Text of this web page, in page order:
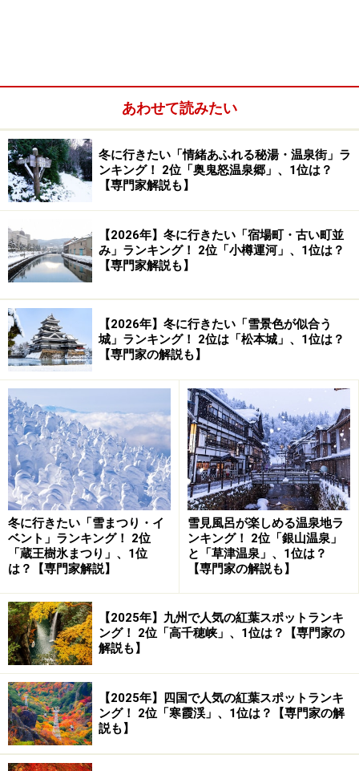
1ページ…… 芸予諸島最大の島、世界一の斜長橋と大
山祇神社のある大三島
2ページ
…… しまなみ海道の橋を美しく眺められるビ
ュースポットが揃う大島
3ページ…… しまなみ海道のクライマックス、来島海
峡大橋と今治へ
4ページ…… 瀬戸内しまなみ海道（愛媛県側）へのア
プローチ、関連サイトの情報
【広島編】もあわせてご覧下さい。
広島と愛媛をつなぐ多々羅大橋
あわせて読みたい
冬に行きたい「情緒あふれる秘湯・温泉街」ラ
ンキング！ 2位「奥鬼怒温泉郷」、1位は？
【専門家解説も】
【2026年】冬に行きたい「宿場町・古い町並
み」ランキング！ 2位「小樽運河」、1位は？
【専門家解説も】
【2026年】冬に行きたい「雪景色が似合う
城」ランキング！ 2位は「松本城」、1位は？
【専門家の解説も】
冬に行きたい「雪まつり・イ
ベント」ランキング！ 2位
「蔵王樹氷まつり」、1位
は？【専門家解説】
雪見風呂が楽しめる温泉地ラ
ンキング！ 2位「銀山温泉」
と「草津温泉」、1位は？
【専門家の解説も】
【2025年】九州で人気の紅葉スポットランキ
ング！ 2位「高千穂峡」、1位は？【専門家の
解説も】
【2025年】四国で人気の紅葉スポットランキ
ング！ 2位「寒霞渓」、1位は？【専門家の解
説も】